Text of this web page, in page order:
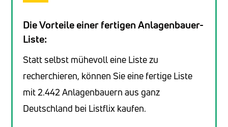
Die Vorteile einer fertigen Anlagenbauer-
Liste:
Statt selbst mühevoll eine Liste zu
recherchieren, können Sie eine fertige Liste
mit 2.442 Anlagenbauern aus ganz
Deutschland bei Listflix kaufen.